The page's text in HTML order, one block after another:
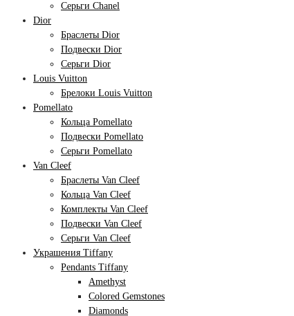
Серьги Chanel
Dior
Браслеты Dior
Подвески Dior
Серьги Dior
Louis Vuitton
Брелоки Louis Vuitton
Pomellato
Кольца Pomellato
Подвески Pomellato
Серьги Pomellato
Van Cleef
Браслеты Van Cleef
Кольца Van Cleef
Комплекты Van Cleef
Подвески Van Cleef
Серьги Van Cleef
Украшения Tiffany
Pendants Tiffany
Amethyst
Colored Gemstones
Diamonds